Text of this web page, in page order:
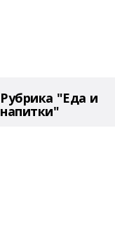
Рубрика "Еда и
напитки"